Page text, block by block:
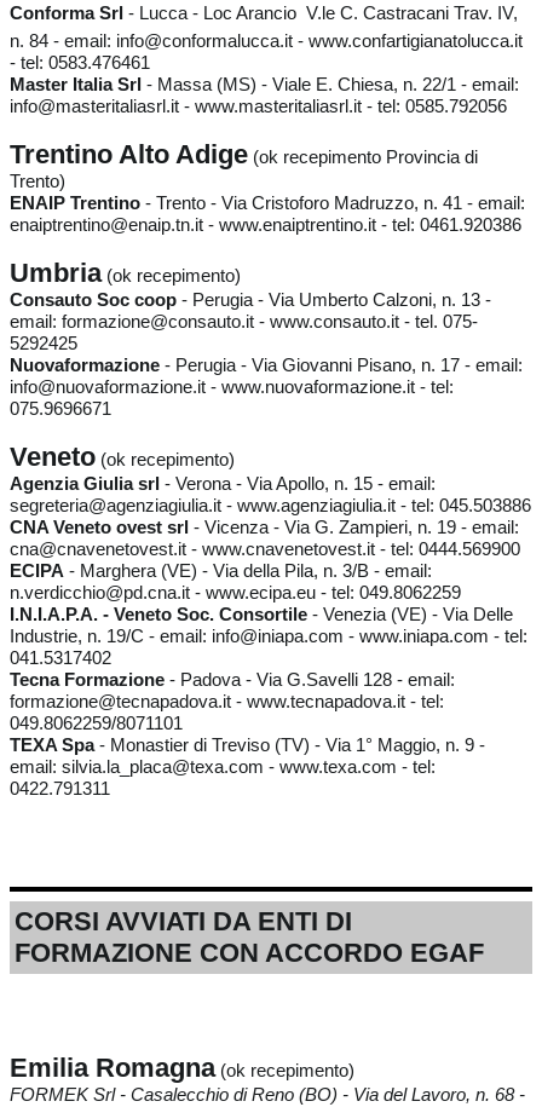
Conforma Srl - Lucca - Loc Arancio  V.le C. Castracani Trav. IV,
n. 84 - email: info@conformalucca.it - www.confartigianatolucca.it
- tel: 0583.476461
Master Italia Srl - Massa (MS) - Viale E. Chiesa, n. 22/1 - email:
info@masteritaliasrl.it - www.masteritaliasrl.it - tel: 0585.792056
Trentino Alto Adige (ok recepimento Provincia di
Trento)
ENAIP Trentino - Trento - Via Cristoforo Madruzzo, n. 41 - email:
enaiptrentino@enaip.tn.it - www.enaiptrentino.it - tel: 0461.920386
Umbria(ok recepimento)
Consauto Soc coop - Perugia - Via Umberto Calzoni, n. 13 -
email: formazione@consauto.it - www.consauto.it - tel. 075-
5292425
Nuovaformazione - Perugia - Via Giovanni Pisano, n. 17 - email:
info@nuovaformazione.it - www.nuovaformazione.it - tel:
075.9696671
Veneto (ok recepimento)
Agenzia Giulia srl - Verona - Via Apollo, n. 15 - email:
segreteria@agenziagiulia.it - www.agenziagiulia.it - tel: 045.503886
CNA Veneto ovest srl - Vicenza - Via G. Zampieri, n. 19 - email:
cna@cnavenetovest.it - www.cnavenetovest.it - tel: 0444.569900
ECIPA - Marghera (VE) - Via della Pila, n. 3/B - email:
n.verdicchio@pd.cna.it - www.ecipa.eu - tel: 049.8062259
I.N.I.A.P.A. - Veneto Soc. Consortile - Venezia (VE) - Via Delle
Industrie, n. 19/C - email: info@iniapa.com - www.iniapa.com - tel:
041.5317402
Tecna Formazione - Padova - Via G.Savelli 128 - email:
formazione@tecnapadova.it - www.tecnapadova.it - tel:
049.8062259/8071101
TEXA Spa- Monastier di Treviso (TV) - Via 1° Maggio, n. 9 -
email: silvia.la_placa@texa.com - www.texa.com - tel:
0422.791311
CORSI AVVIATI DA ENTI DI
FORMAZIONE CON ACCORDO EGAF
Emilia Romagna(ok recepimento)
FORMEK Srl - Casalecchio di Reno (BO) - Via del Lavoro, n. 68 -